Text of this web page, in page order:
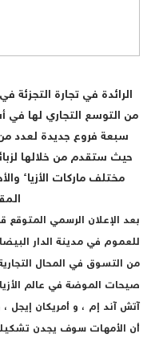
الرائدة في تجارة
من التوسع التجاري لها في
سبعة فروع جديدة لعدد من
حيث ستقدم من خلالها
مختلف ماركات الأزياء
بعد الإعلان الرسمي المتوقع
للعموم في مدينة الدار
من التسوق في المحال
صيحات الموضة في عالم
آتش آند إم ، و أمريكان إيجل
أن الأمهات سوف يجدن